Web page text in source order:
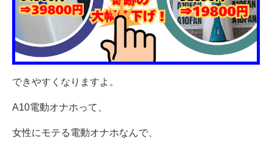
できやすくなりますよ。
A10電動オナホって、
女性にモテる電動オナホなんで、